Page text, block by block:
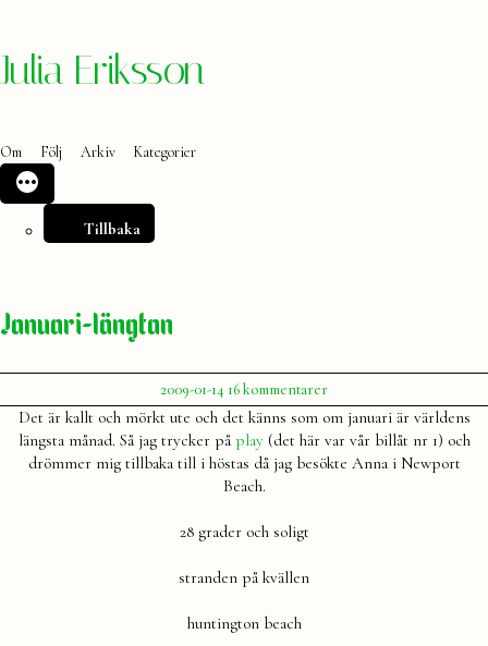
Hoppa
Julia Eriksson
Om Följ Arkiv Kategorier
Tillbaka
Januari-längtan
Publicerat
av
Julia
2009-01-14 16 kommentarertill
Januari-
längtan
Det är kallt och mörkt ute och det känns som om januari är världens
längsta månad. Så jag trycker på play(det här var vår billåt nr 1) och
drömmer mig tillbaka till i höstas då jag besökte Anna i Newport
Beach.
28 grader och soligt
stranden på kvällen
huntington beach